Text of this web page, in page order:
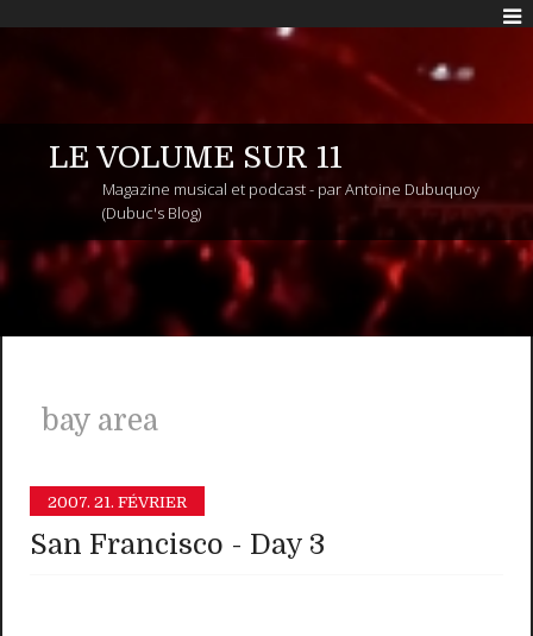
LE VOLUME SUR 11
Magazine musical et podcast - par Antoine Dubuquoy
(Dubuc's Blog)
bay area
2007. 21. FÉVRIER
San Francisco - Day 3